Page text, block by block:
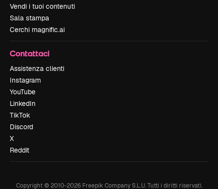
Vendi i tuoi contenuti
Sala stampa
Cerchi magnific.ai
Contattaci
Assistenza clienti
Instagram
YouTube
LinkedIn
TikTok
Discord
X
Reddit
Copyright © 2010-2026Freepik Company S.L.U. Tutti i diritti riservati.